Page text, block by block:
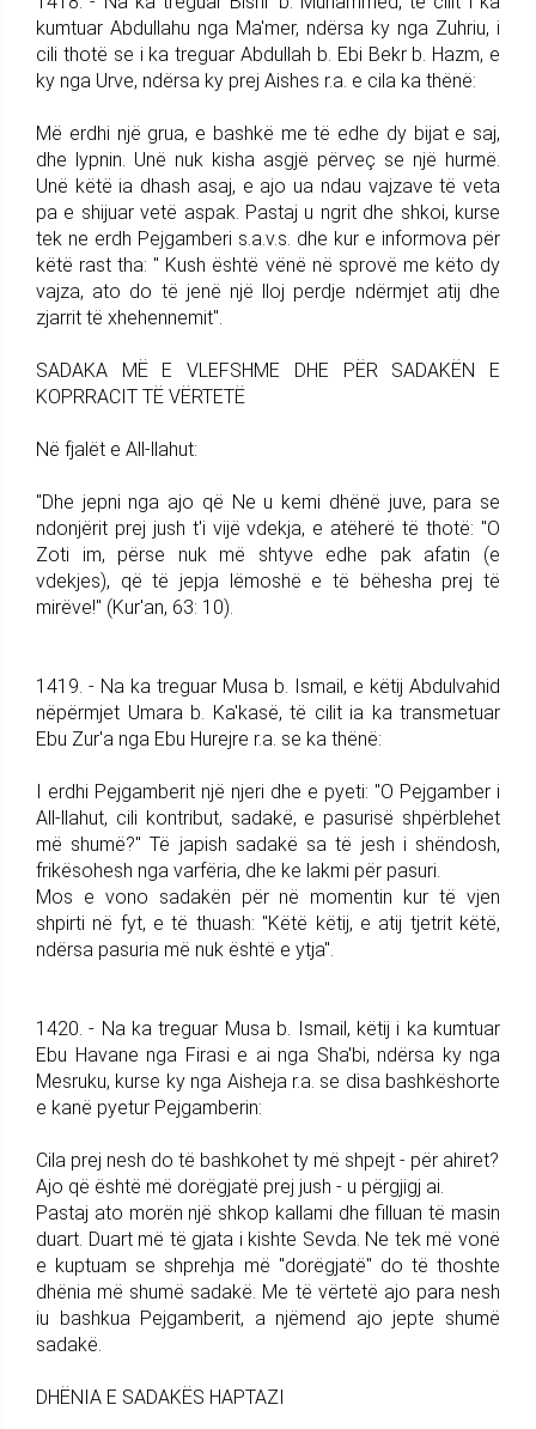
kumtuar Abdullahu nga Ma'mer, ndërsa ky nga Zuhriu, i
cili thotë se i ka treguar Abdullah b. Ebi Bekr b. Hazm, e
ky nga Urve, ndërsa ky prej Aishes r.a. e cila ka thënë:
Më erdhi një grua, e bashkë me të edhe dy bijat e saj,
dhe lypnin. Unë nuk kisha asgjë përveç se një hurmë.
Unë këtë ia dhash asaj, e ajo ua ndau vajzave të veta
pa e shijuar vetë aspak. Pastaj u ngrit dhe shkoi, kurse
tek ne erdh Pejgamberi s.a.v.s. dhe kur e informova për
këtë rast tha: " Kush është vënë në sprovë me këto dy
vajza, ato do të jenë një lloj perdje ndërmjet atij dhe
zjarrit të xhehennemit".
SADAKA MË E VLEFSHME DHE PËR SADAKËN E
KOPRRACIT TË VËRTETË
Në fjalët e All-llahut:
"Dhe jepni nga ajo që Ne u kemi dhënë juve, para se
ndonjërit prej jush t'i vijë vdekja, e atëherë të thotë: "O
Zoti im, përse nuk më shtyve edhe pak afatin (e
vdekjes), që të jepja lëmoshë e të bëhesha prej të
mirëve!" (Kur'an, 63: 10).
1419. - Na ka treguar Musa b. Ismail, e këtij Abdulvahid
nëpërmjet Umara b. Ka'kasë, të cilit ia ka transmetuar
Ebu Zur'a nga Ebu Hurejre r.a. se ka thënë:
I erdhi Pejgamberit një njeri dhe e pyeti: "O Pejgamber i
All-llahut, cili kontribut, sadakë, e pasurisë shpërblehet
më shumë?" Të japish sadakë sa të jesh i shëndosh,
frikësohesh nga varfëria, dhe ke lakmi për pasuri.
Mos e vono sadakën për në momentin kur të vjen
shpirti në fyt, e të thuash: "Këtë këtij, e atij tjetrit këtë,
ndërsa pasuria më nuk është e ytja".
1420. - Na ka treguar Musa b. Ismail, këtij i ka kumtuar
Ebu Havane nga Firasi e ai nga Sha'bi, ndërsa ky nga
Mesruku, kurse ky nga Aisheja r.a. se disa bashkëshorte
e kanë pyetur Pejgamberin:
Cila prej nesh do të bashkohet ty më shpejt - për ahiret?
Ajo që është më dorëgjatë prej jush - u përgjigj ai.
Pastaj ato morën një shkop kallami dhe filluan të masin
duart. Duart më të gjata i kishte Sevda. Ne tek më vonë
e kuptuam se shprehja më "dorëgjatë" do të thoshte
dhënia më shumë sadakë. Me të vërtetë ajo para nesh
iu bashkua Pejgamberit, a njëmend ajo jepte shumë
sadakë.
DHËNIA E SADAKËS HAPTAZI